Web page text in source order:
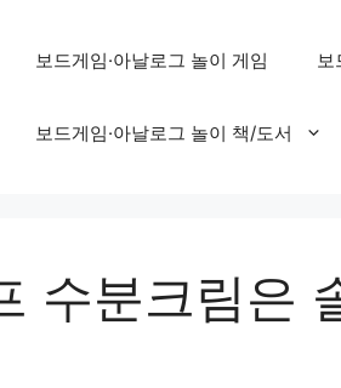
보드게임·아날로그 놀이 게임 보
보드게임·아날로그 놀이 책/도서
수분크림은